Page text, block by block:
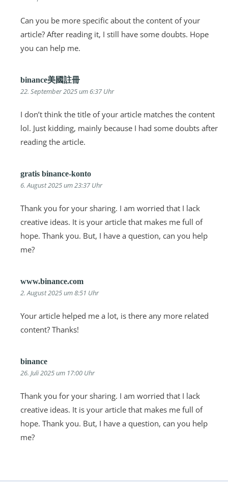
Can you be more specific about the content of your
article? After reading it, I still have some doubts. Hope
you can help me.
binance美國註冊
22. September 2025 um 6:37 Uhr
I don’t think the title of your article matches the content
lol. Just kidding, mainly because I had some doubts after
reading the article.
gratis binance-konto
6. August 2025 um 23:37 Uhr
Thank you for your sharing. I am worried that I lack
creative ideas. It is your article that makes me full of
hope. Thank you. But, I have a question, can you help
me?
www.binance.com
2. August 2025 um 8:51 Uhr
Your article helped me a lot, is there any more related
content? Thanks!
binance
26. Juli 2025 um 17:00 Uhr
Thank you for your sharing. I am worried that I lack
creative ideas. It is your article that makes me full of
hope. Thank you. But, I have a question, can you help
me?